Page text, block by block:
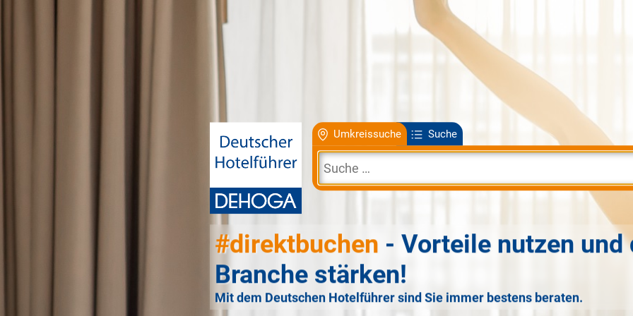
Umkreissuche Suche
#direktbuchen - Vorteile nutzen und
Branche stärken!
Mit dem Deutschen Hotelführer sind Sie immer bestens beraten.